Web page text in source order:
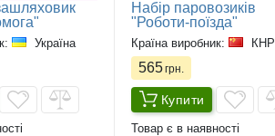
Україна
Набір паровозиків
"Роботи-поїзда"
Країна виробник: КНР
565грн.
Купити
Товар є в наявності